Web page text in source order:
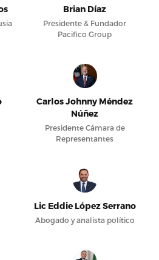
Brian Díaz
Presidente & Fundador
Pacifico Group
Carlos Johnny Méndez
Núñez
Presidente Cámara de
Representantes
Lic Eddie López Serrano
Abogado y analista político